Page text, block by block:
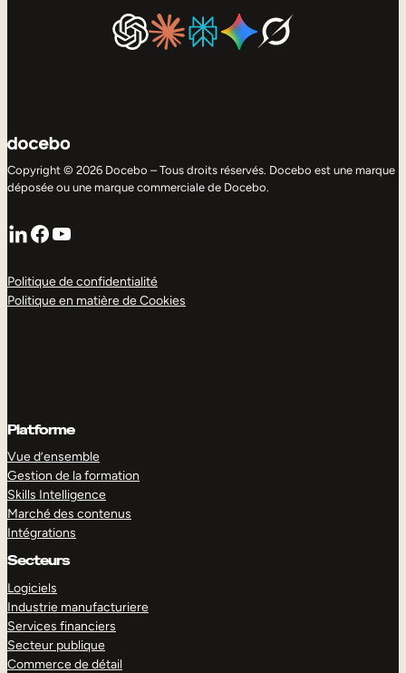
Copyright © 2026 Docebo – Tous droits réservés. Docebo est une marque
déposée ou une marque commerciale de Docebo.
LinkedIn
Facebook
YouTube
Politique de confidentialité
Politique en matière de Cookies
Platforme
Vue d’ensemble
Gestion de la formation
Skills Intelligence
Marché des contenus
Intégrations
Secteurs
Logiciels
Industrie manufacturiere
Services financiers
Secteur publique
Commerce de détail